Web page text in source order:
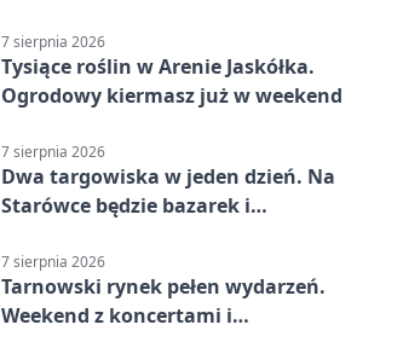
7 sierpnia 2026
Tysiące roślin w Arenie Jaskółka.
Ogrodowy kiermasz już w weekend
7 sierpnia 2026
Dwa targowiska w jeden dzień. Na
Starówce będzie bazarek i
7 sierpnia 2026
Tarnowski rynek pełen wydarzeń.
Weekend z koncertami i